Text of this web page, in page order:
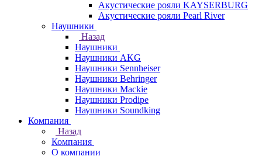
Акустические рояли KAYSERBURG
Акустические рояли Pearl River
Наушники
Назад
Наушники
Наушники AKG
Наушники Sennheiser
Наушники Behringer
Наушники Mackie
Наушники Prodipe
Наушники Soundking
Компания
Назад
Компания
О компании